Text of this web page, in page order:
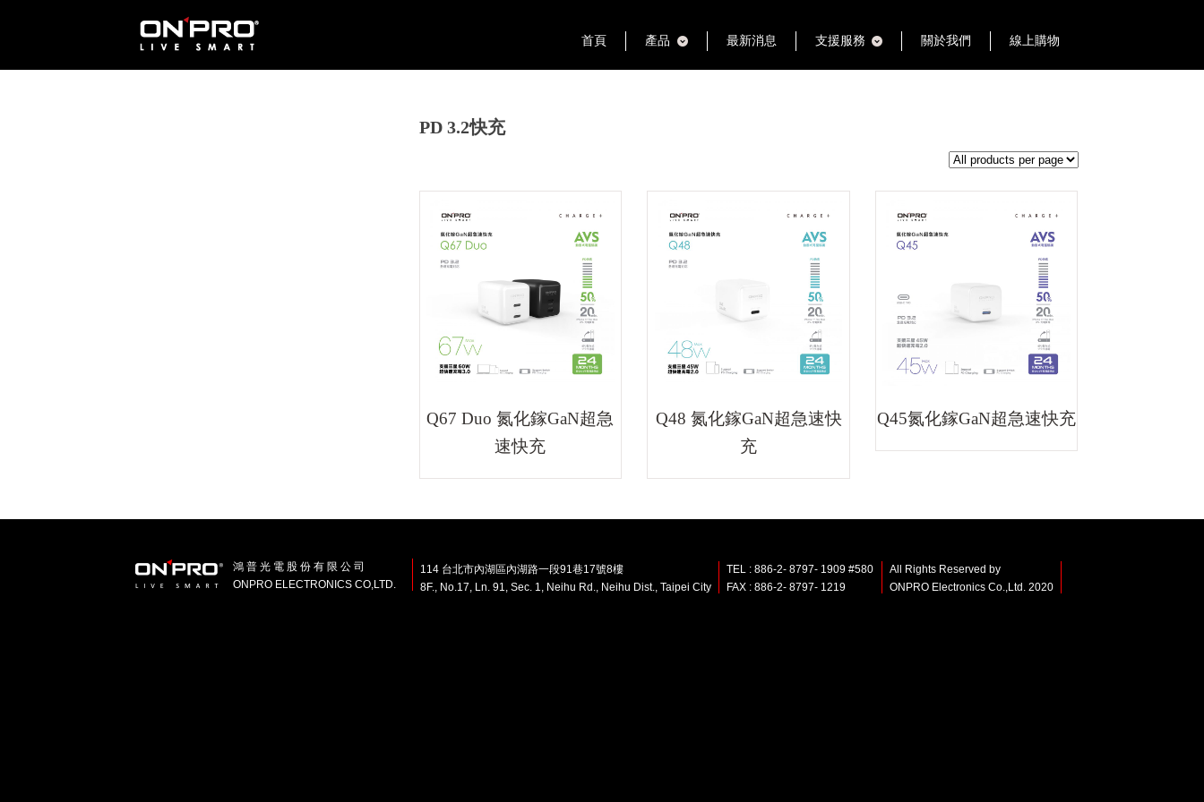
首頁 產品 最新消息 支援服務 關於我們 線上購物
PD 3.2快充
Q67 Duo 氮化鎵GaN超急
速快充
Q48 氮化鎵GaN超急速快
充
Q45氮化鎵GaN超急速快充
鴻 普 光 電 股 份 有 限 公 司
ONPRO ELECTRONICS CO,LTD.
114 台北市內湖區內湖路一段91巷17號8樓
8F., No.17, Ln. 91, Sec. 1, Neihu Rd., Neihu Dist., Taipei City
TEL : 886-2- 8797- 1909 #580
FAX : 886-2- 8797- 1219
All Rights Reserved by
ONPRO Electronics Co.,Ltd. 2020